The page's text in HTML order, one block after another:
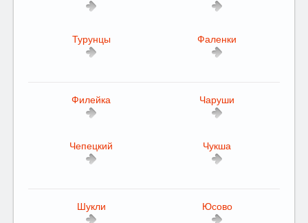
Турунцы Фаленки
Филейка Чаруши
Чепецкий Чукша
Шукли Юсово